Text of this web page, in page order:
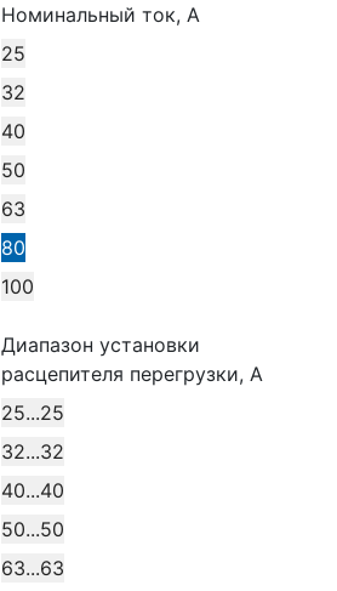
Номинальный ток, А
25
32
40
50
63
80
100
Диапазон установки
расцепителя перегрузки, А
25...25
32...32
40...40
50...50
63...63